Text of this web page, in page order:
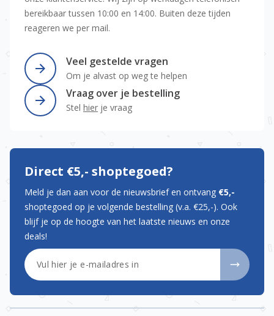
bereikbaar tussen 10:00 en 14:00. Buiten deze tijden
reageren we per mail.
Veel gestelde vragen
Om je alvast op weg te helpen
Vraag over je bestelling
Stel hier je vraag
Direct €5,- shoptegoed?
Meld je dan aan voor de nieuwsbrief en ontvang €5,-
shoptegoed op je volgende bestelling (v.a. €25,-). Ook
blijf je op de hoogte van het laatste nieuws en onze
deals!
E-mailadres